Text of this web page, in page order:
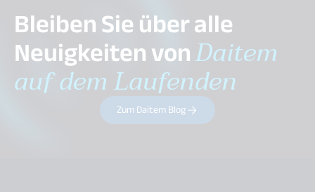
Bleiben Sie über alle
Neuigkeiten vonDaitem
auf dem Laufenden
Zum Daitem Blog